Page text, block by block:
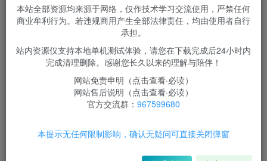
fir分发站源码，EarCMS应用分发程序 适合不会用plist协议的小伙伴使用
10
限时超会玩免费 永久超会玩
您当前未登录！建议登陆后购买，可保存购买订单
付费资源
本站全部资源均来源于网络，仅作技术学习交流使用，严禁任何
商业牟利行为。若违规商用产生全部法律责任，均由使用者自行
承担。
站内资源仅支持本地单机测试体验，请您在下载完成后24小时内
完成清理删除。感谢您长久以来的理解与陪伴！
网站免责申明（点击查看·必读）
网站售后说明（点击查看·必读）
官方交流群： 967599680
本提示无任何限制影响，确认无疑问可直接关闭弹窗